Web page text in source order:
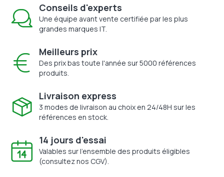
Conseils d'experts
Une équipe avant vente certifiée par les plus
grandes marques IT.
Meilleurs prix
Des prix bas toute l'année sur 5000 références
produits.
Livraison express
3 modes de livraison au choix en 24/48H sur les
références en stock.
14 jours d'essai
Valables sur l'ensemble des produits éligibles
(consultez nos CGV).